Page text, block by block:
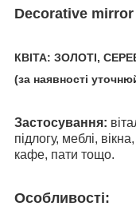
Decorative
КВІТА: ЗОЛОТІ,
(за наявності
Застосування:
підлогу, меблі,
кафе, пати тощо.
Особливості: